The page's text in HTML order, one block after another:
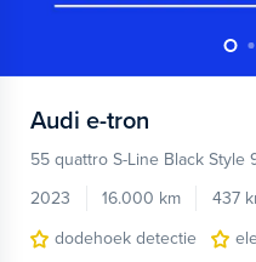
Audi e-tron
55 quattro S-Line Black Style
2023
16.000 km 437
dodehoek detectie